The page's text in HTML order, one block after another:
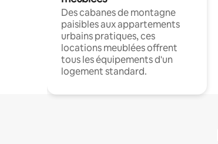
Des cabanes de montagne
paisibles aux appartements
urbains pratiques, ces
locations meublées offrent
tous les équipements d'un
logement standard.